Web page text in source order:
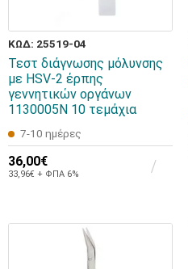
ΚΩΔ: 25519-04
Τεστ διάγνωσης μόλυνσης
με HSV-2 έρπης
γεννητικών οργάνων
1130005N 10 τεμάχια
7-10 ημέρες
36,00€
33,96€ + ΦΠΑ 6%